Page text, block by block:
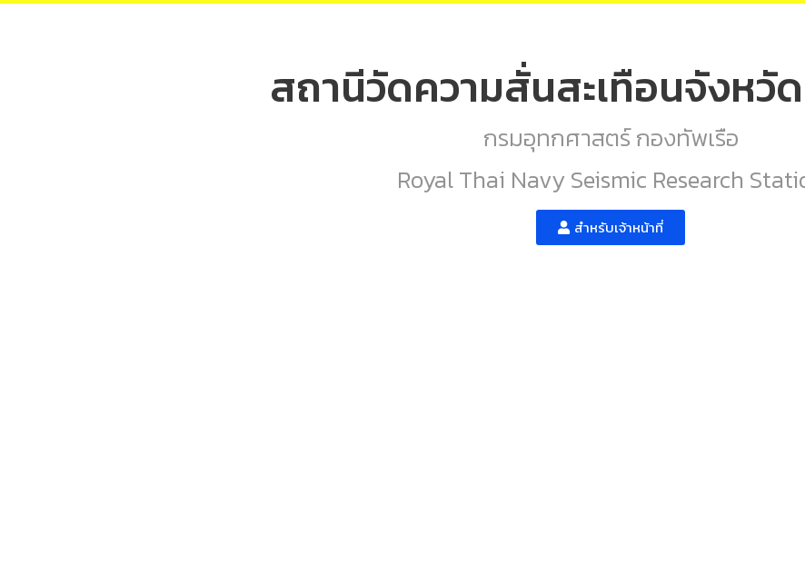
สถานีวัดความสั่นสะเทือนจังหวั
กรมอุทกศาสตร์ กองทัพเรือ
Royal Thai Navy Seismic Research
สำหรับเจ้าหน้าที่